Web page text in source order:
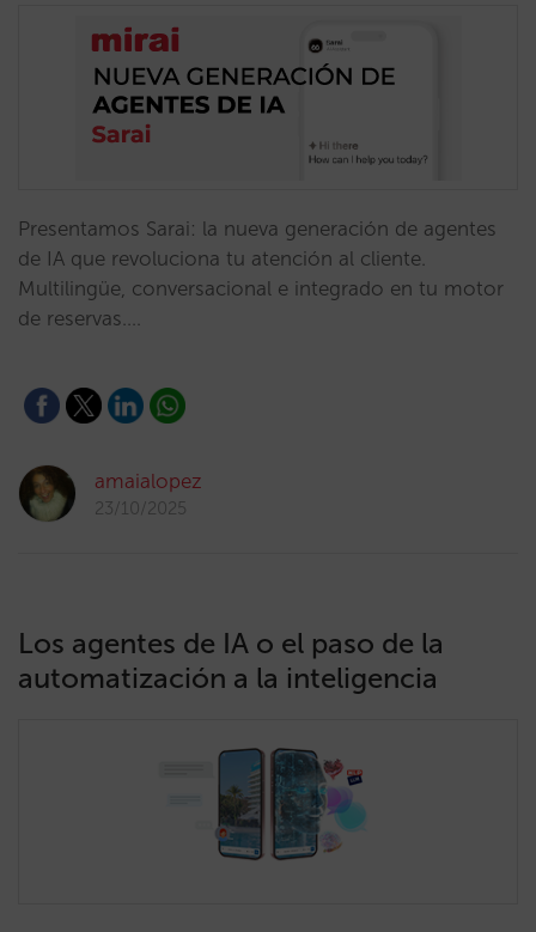
Presentamos Sarai: la nueva generación de agentes
de IA que revoluciona tu atención al cliente.
Multilingüe, conversacional e integrado en tu motor
de reservas.…
amaialopez
23/10/2025
Los agentes de IA o el paso de la
automatización a la inteligencia